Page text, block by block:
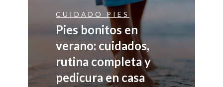
CUIDADO PIES
Pies bonitos en
verano: cuidados,
rutina completa y
pedicura en casa